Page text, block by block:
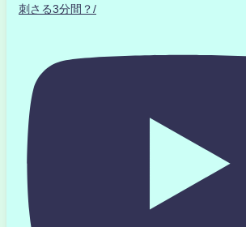
刺さる3分間？/